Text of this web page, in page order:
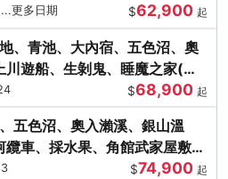
更多日期 $62,900 起
、青池、大內宿、五色沼、奧
川遊船、生剝鬼、睡魔之家(不
$68,900 起
五色沼、奧入瀨溪、銀山溫
車、採水果、角館武家屋敷
$74,900 起